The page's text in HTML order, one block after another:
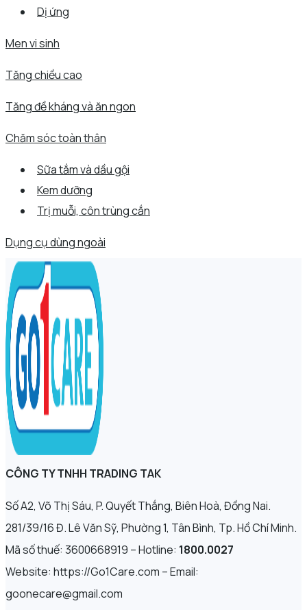
Dị ứng
Men vi sinh
Tăng chiều cao
Tăng đề kháng và ăn ngon
Chăm sóc toàn thân
Sữa tắm và dầu gội
Kem dưỡng
Trị muỗi, côn trùng cắn
Dụng cụ dùng ngoài
CÔNG TY TNHH TRADING TAK
Số A2, Võ Thị Sáu, P. Quyết Thắng, Biên Hoà, Đồng Nai.
281/39/16 Đ. Lê Văn Sỹ, Phường 1, Tân Bình, Tp. Hồ Chí Minh.
Mã số thuế: 3600668919 – Hotline: 1800.0027
Website: https://Go1Care.com – Email:
goonecare@gmail.com